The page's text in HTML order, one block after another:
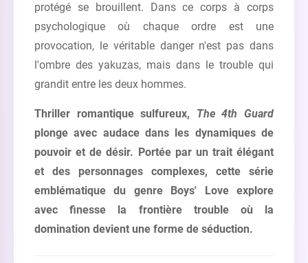
protégé se brouillent. Dans ce corps à corps
psychologique où chaque ordre est une
provocation, le véritable danger n'est pas dans
l'ombre des yakuzas, mais dans le trouble qui
grandit entre les deux hommes.
Thriller romantique sulfureux, The 4th Guard
plonge avec audace dans les dynamiques de
pouvoir et de désir. Portée par un trait élégant
et des personnages complexes, cette série
emblématique du genre Boys' Love explore
avec finesse la frontière trouble où la
domination devient une forme de séduction.